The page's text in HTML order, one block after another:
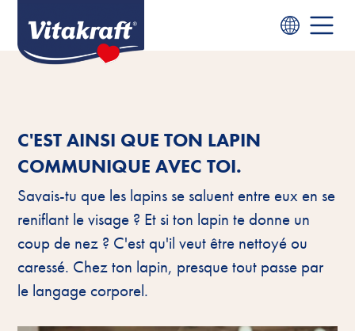
C'EST AINSI QUE TON LAPIN
COMMUNIQUE AVEC TOI.
Savais-tu que les lapins se saluent entre eux en se
reniflant le visage ? Et si ton lapin te donne un
coup de nez ? C'est qu'il veut être nettoyé ou
caressé. Chez ton lapin, presque tout passe par
le langage corporel.